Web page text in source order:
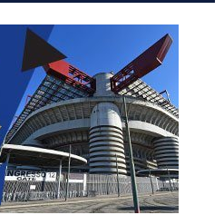
niż prymityw Molina
ruch zdecyduje. Tu potrzeba byłoby
bo wątpię, że Barella łatwo
środka pola na wahadło, to jednak spora